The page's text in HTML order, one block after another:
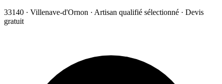
33140 · Villenave-d'Ornon · Artisan qualifié sélectionné · Devis
gratuit